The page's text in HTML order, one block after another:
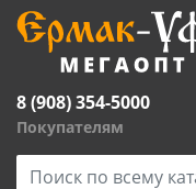
8 (908) 354-5000
Покупателям